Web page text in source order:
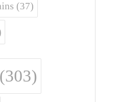
(37)
(303)